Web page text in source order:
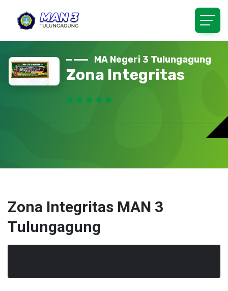
MA Negeri 3 Tulungagung
Zona Integritas
Zona Integritas MAN 3
Tulungagung